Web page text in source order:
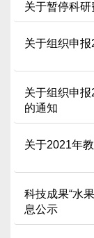
关于暂停科
关于组织申
关于组织申
的通知
关于2021年
科技成果“水
息公示